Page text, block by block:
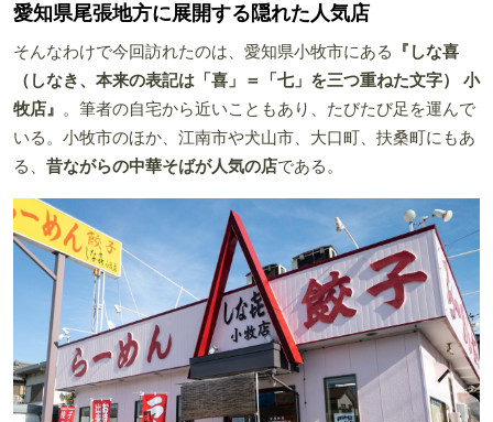
愛知県尾張地方に展開する隠れた人気店
そんなわけで今回訪れたのは、愛知県小牧市にある
『しな喜
（しなき、本来の表記は「喜」＝「七」を三つ重ねた文字） 小
牧店』
。筆者の自宅から近いこともあり、たびたび足を運んで
いる。小牧市のほか、江南市や犬山市、大口町、扶桑町にもあ
る、 昔ながらの中華そばが人気の店である。